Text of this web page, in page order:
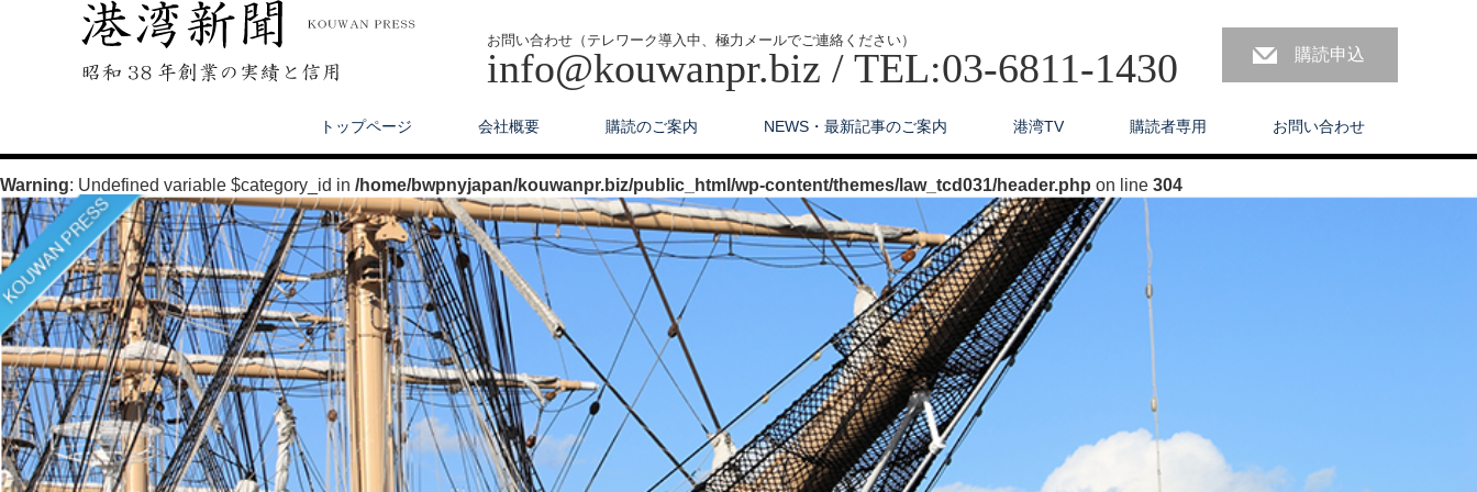
お問い合わせ（テレワーク導入中、極力メールでご連絡ください）
info@kouwanpr.biz / TEL:03-6811-1430 購読申込
トップページ 会社概要 購読のご案内 NEWS・最新記事のご案内 港湾TV 購読者専用 お問い合わせ
Warning: Undefined variable $category_id in /home/bwpnyjapan/kouwanpr.biz/public_html/wp-content/themes/law_tcd031/header.php on line 304